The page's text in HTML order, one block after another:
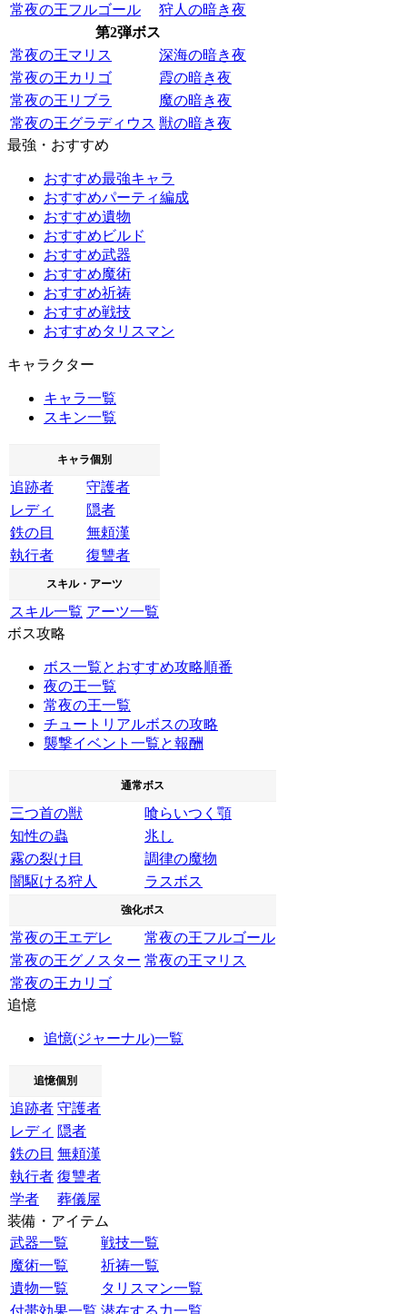
常夜の王フルゴール
狩人の暗き夜
第2弾ボス
常夜の王マリス
深海の暗き夜
常夜の王カリゴ
霞の暗き夜
常夜の王リブラ
魔の暗き夜
常夜の王グラディウス 獣の暗き夜
最強・おすすめ
おすすめ最強キャラ
おすすめパーティ編成
おすすめ遺物
おすすめビルド
おすすめ武器
おすすめ魔術
おすすめ祈祷
おすすめ戦技
おすすめタリスマン
キャラクター
キャラ一覧
スキン一覧
キャラ個別
追跡者
守護者
レディ
隠者
鉄の目
無頼漢
執行者
復讐者
スキル・アーツ
スキル一覧 アーツ一覧
ボス攻略
ボス一覧とおすすめ攻略順番
夜の王一覧
常夜の王一覧
チュートリアルボスの攻略
襲撃イベント一覧と報酬
通常ボス
三つ首の獣
喰らいつく顎
知性の蟲
兆し
霧の裂け目
調律の魔物
闇駆ける狩人
ラスボス
強化ボス
常夜の王エデレ
常夜の王フルゴール
常夜の王グノスター 常夜の王マリス
常夜の王カリゴ
追憶
追憶(ジャーナル)一覧
追憶個別
追跡者 守護者
レディ 隠者
鉄の目 無頼漢
執行者 復讐者
学者
葬儀屋
装備・アイテム
武器一覧
戦技一覧
魔術一覧
祈祷一覧
遺物一覧
タリスマン一覧
付帯効果一覧 潜在する力一覧